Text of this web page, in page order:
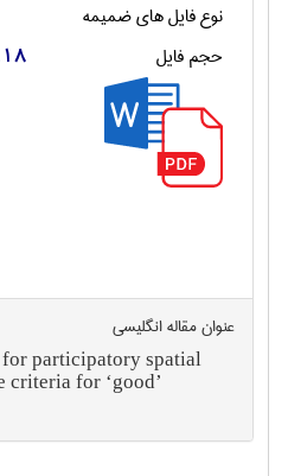
نوع فایل های ضمیمه
حجم فایل 818
عنوان مقاله انگليسی
participatory spatial
for ‘good’